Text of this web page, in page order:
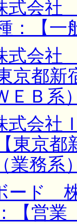
式会社
：【
式会
京都
ＥＢ
式会
東京都
業務
ード
【営